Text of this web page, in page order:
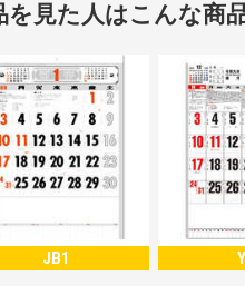
を見た人はこんな商
JB1